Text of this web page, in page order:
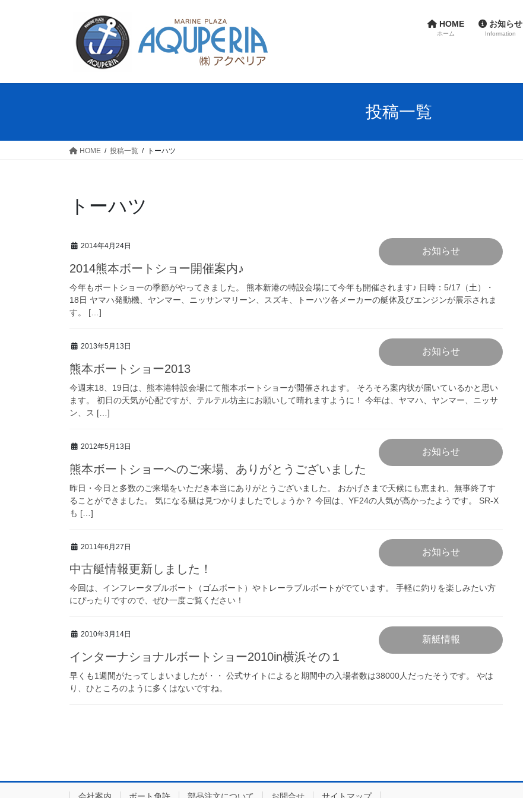
HOME
ホーム
お知らせ
Information
投稿一覧
HOME 投稿一覧 トーハツ
トーハツ
2014年4月24日 お知らせ
2014熊本ボートショー開催案内♪
今年もボートショーの季節がやってきました。 熊本新港の特設会場にて今年も開催されます♪ 日時：5/17（土）・
18日 ヤマハ発動機、ヤンマー、ニッサンマリーン、スズキ、トーハツ各メーカーの艇体及びエンジンが展示されま
す。 […]
2013年5月13日 お知らせ
熊本ボートショー2013
今週末18、19日は、熊本港特設会場にて熊本ボートショーが開催されます。 そろそろ案内状が届いているかと思い
ます。 初日の天気が心配ですが、テルテル坊主にお願いして晴れますように！ 今年は、ヤマハ、ヤンマー、ニッサ
ン、ス […]
2012年5月13日 お知らせ
熊本ボートショーへのご来場、ありがとうございました
昨日・今日と多数のご来場をいただき本当にありがとうございました。 おかげさまで天候にも恵まれ、無事終了す
ることができました。 気になる艇は見つかりましたでしょうか？ 今回は、YF24の人気が高かったようです。 SR-X
も […]
2011年6月27日 お知らせ
中古艇情報更新しました！
今回は、インフレータブルボート（ゴムボート）やトレーラブルボートがでています。 手軽に釣りを楽しみたい方
にぴったりですので、ぜひ一度ご覧ください！
2010年3月14日 新艇情報
インターナショナルボートショー2010in横浜その１
早くも1週間がたってしまいましたが・・ 公式サイトによると期間中の入場者数は38000人だったそうです。 やは
り、ひところのように多くはないですね。